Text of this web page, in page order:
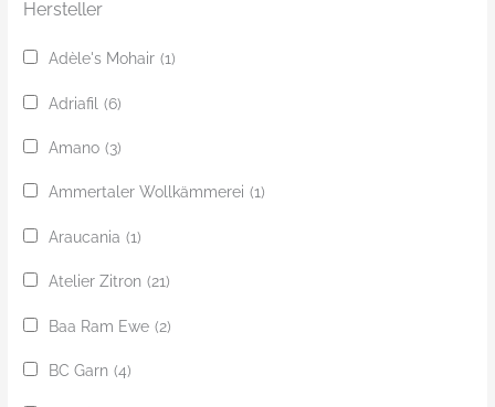
Hersteller
Adèle's Mohair (1)
Adriafil (6)
Amano (3)
Ammertaler Wollkämmerei (1)
Araucania (1)
Atelier Zitron (21)
Baa Ram Ewe (2)
BC Garn (4)